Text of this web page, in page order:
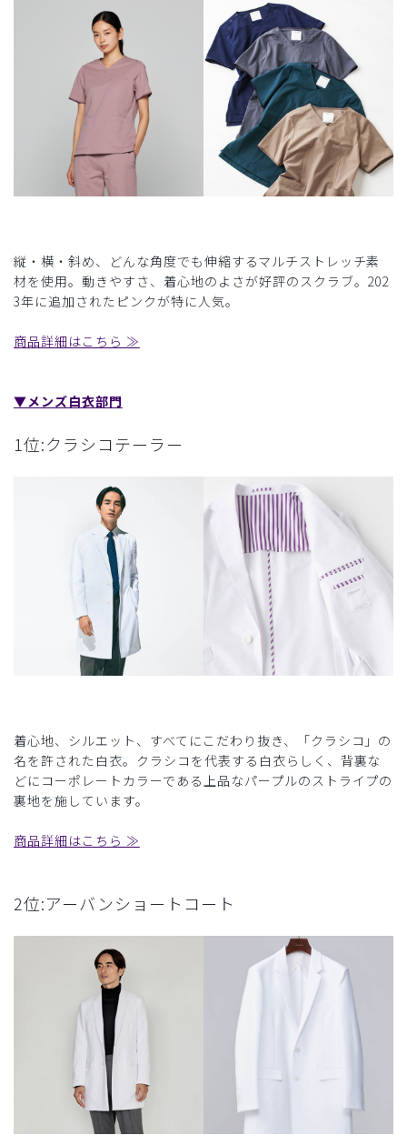
縦・横・斜め、どんな角度でも伸縮するマルチストレッチ素
材を使用。動きやすさ、着心地のよさが好評のスクラブ。202
3年に追加されたピンクが特に人気。
商品詳細はこちら ≫
▼メンズ白衣部門
1位:クラシコテーラー
着心地、シルエット、すべてにこだわり抜き、「クラシコ」の
名を許された白衣。クラシコを代表する白衣らしく、背裏な
どにコーポレートカラーである上品なパープルのストライプの
裏地を施しています。
商品詳細はこちら ≫
2位:アーバンショートコート